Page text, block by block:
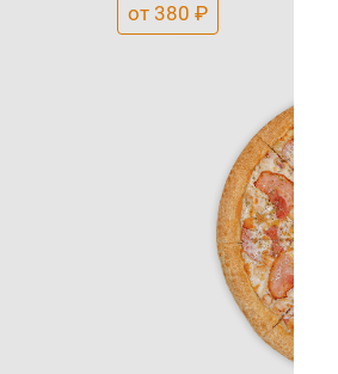
от 380 ₽